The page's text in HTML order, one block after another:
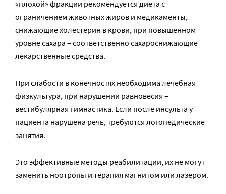
«плохой» фракции рекомендуется диета с
ограничением животных жиров и медикаменты,
снижающие холестерин в крови, при повышенном
уровне сахара – соответственно сахароснижающие
лекарственные средства.
При слабости в конечностях необходима лечебная
физкультура, при нарушении равновесия –
вестибулярная гимнастика. Если после инсульта у
пациента нарушена речь, требуются логопедические
занятия.
Это эффективные методы реабилитации, их не могут
заменить ноотропы и терапия магнитом или лазером.